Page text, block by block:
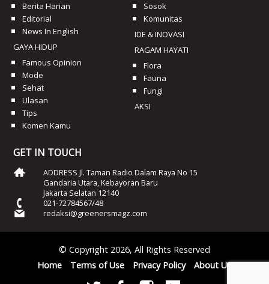
Berita Harian
Editorial
News In English
GAYA HIDUP
Famous Opinion
Mode
Sehat
Ulasan
Tips
Komen Kamu
Sosok
Komunitas
IDE & INOVASI
RAGAM HAYATI
Flora
Fauna
Fungi
AKSI
GET IN TOUCH
ADDRESS Jl. Taman Radio Dalam Raya No 15
Gandaria Utara, Kebayoran Baru
Jakarta Selatan 12140
021-72784567/48
redaksi@greenersmagz.com
© Copyright 2026, All Rights Reserved
Home
Terms of Use Privacy Policy About Us